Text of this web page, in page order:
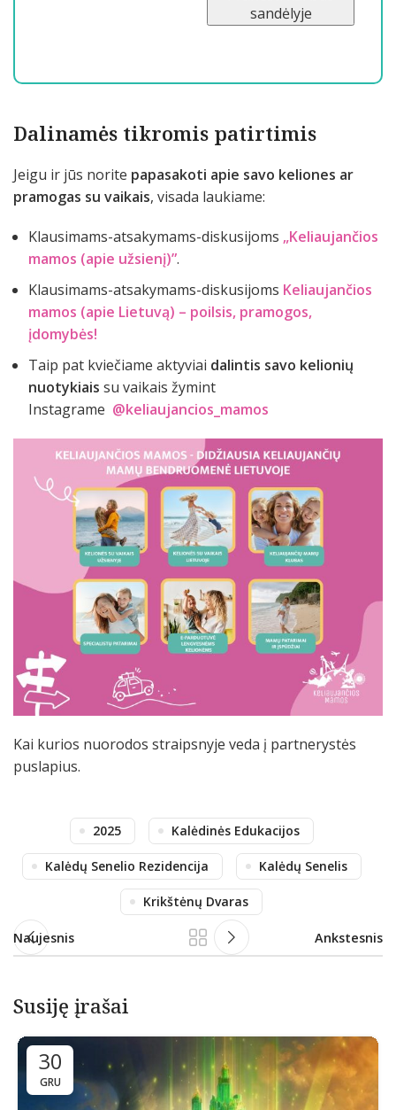
sandėlyje
Dalinamės tikromis patirtimis
Jeigu ir jūs norite papasakoti apie savo keliones ar
pramogas su vaikais, visada laukiame:
Klausimams-atsakymams-diskusijoms „Keliaujančios
mamos (apie užsienį)”.
Klausimams-atsakymams-diskusijoms Keliaujančios
mamos (apie Lietuvą) – poilsis, pramogos,
įdomybės!
Taip pat kviečiame aktyviai dalintis savo kelionių
nuotykiais su vaikais žymint
Instagrame @keliaujancios_mamos
Kai kurios nuorodos straipsnyje veda į partnerystės
puslapius.
2025 Kalėdinės Edukacijos
Kalėdų Senelio Rezidencija Kalėdų Senelis
Krikštėnų Dvaras
Naujesnis Ankstesnis
Susiję įrašai
30
GRU